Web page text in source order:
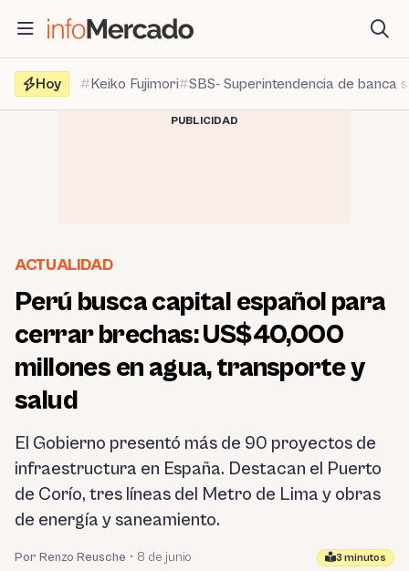
contenido
Hoy
Keiko Fujimori SBS- Superintendencia de banca
PUBLICIDAD
ACTUALIDAD
Perú busca capital español para
cerrar brechas: US$40,000
millones en agua, transporte y
salud
El Gobierno presentó más de 90 proyectos de
infraestructura en España. Destacan el Puerto
de Corío, tres líneas del Metro de Lima y obras
de energía y saneamiento.
Por Renzo Reusche • 8 de junio 3 minutos